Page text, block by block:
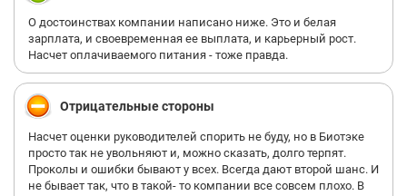
О достоинствах компании написано ниже. Это и белая
зарплата, и своевременная ее выплата, и карьерный рост.
Насчет оплачиваемого питания - тоже правда.
Отрицательные стороны
Насчет оценки руководителей спорить не буду, но в Биотэке
просто так не увольняют и, можно сказать, долго терпят.
Проколы и ошибки бывают у всех. Всегда дают второй шанс. И
не бывает так, что в такой- то компании все совсем плохо. В